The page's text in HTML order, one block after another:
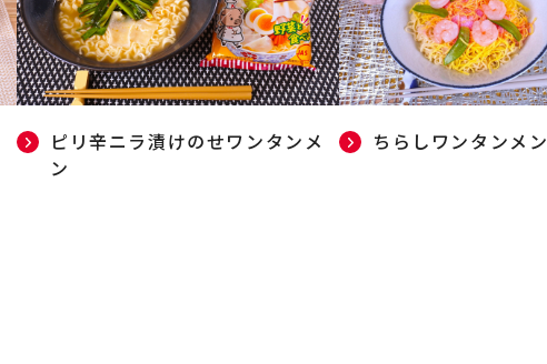
ピリ辛ニラ漬けのせワンタンメ
ン
ちらしワンタンメン